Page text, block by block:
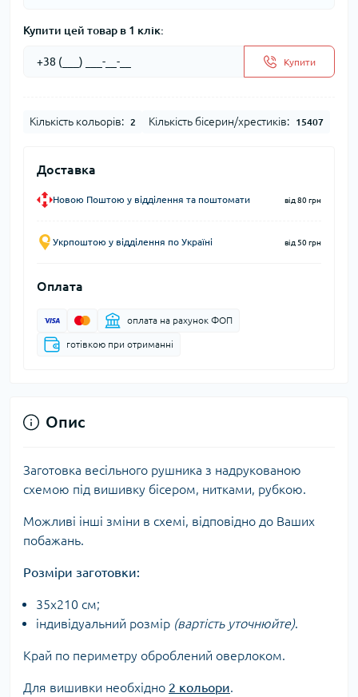
Купити цей товар в 1 клік:
Купити
Кількість кольорів: 2 Кількість бісерин/хрестиків: 15407
Доставка
Новою Поштою у відділення та поштомати від 80 грн
Укрпоштою у відділення по Україні від 50 грн
Оплата
оплата на рахунок ФОП
готівкою при отриманні
Опис
Заготовка весільного рушника з надрукованою
схемою під вишивку бісером, нитками, рубкою.
Можливі інші зміни в схемі, відповідно до Ваших
побажань.
Розміри заготовки:
35х210 см;
індивідуальний розмір (вартість уточнюйте).
Край по периметру оброблений оверлоком.
Для вишивки необхідно 2 кольори.